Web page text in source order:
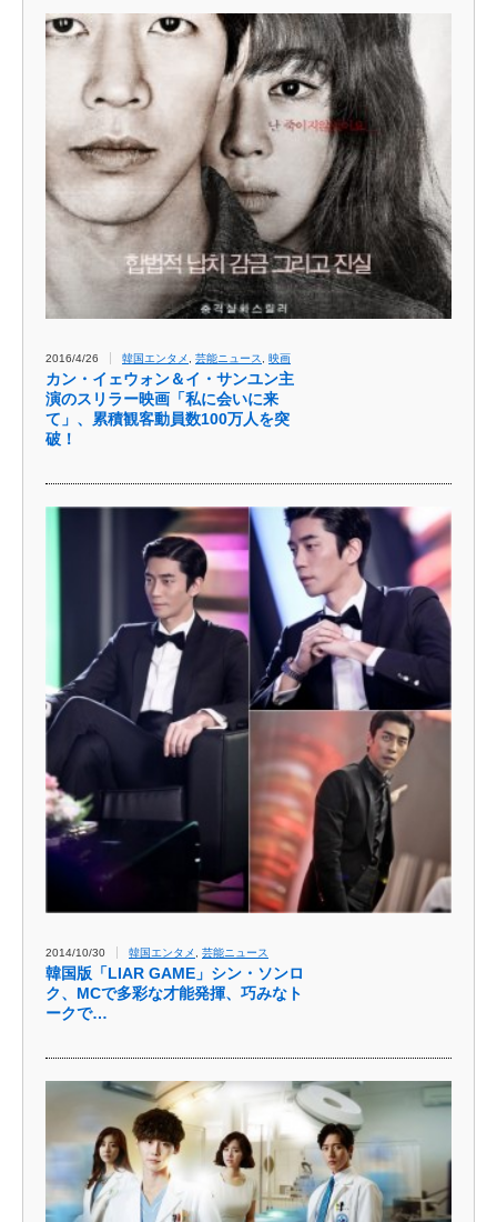
2016/4/26 韓国エンタメ 芸能ニュース 映画
カン・イェウォン＆イ・サンユン主
演のスリラー映画「私に会いに来
て」、累積観客動員数100万人を突
破！
2014/10/30 韓国エンタメ 芸能ニュース
韓国版「LIAR GAME」シン・ソンロ
ク、MCで多彩な才能発揮、巧みなト
ークで…